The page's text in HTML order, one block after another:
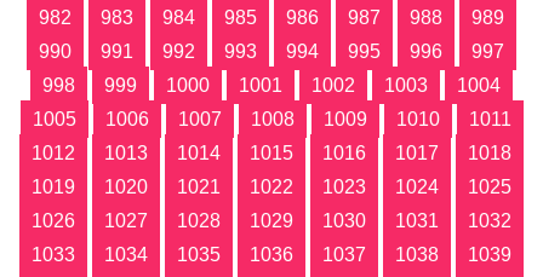
982
983 984 985 986 987 988
989
990
991 992 993 994 995 996
997
998
999 1000 1001 1002 1003
1004
1005
1006 1007 1008 1009 1010
1011
1012
1013 1014 1015 1016 1017
1018
1019
1020 1021 1022 1023 1024
1025
1026
1027 1028 1029 1030 1031
1032
1033
1034 1035 1036 1037 1038
1039